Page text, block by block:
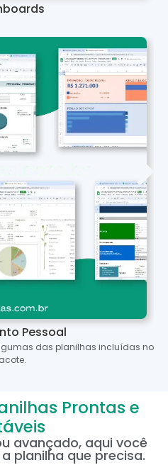
Pessoal
das planilhas incluídas no
Prontas e
avançado, aqui você
planilha que precisa.